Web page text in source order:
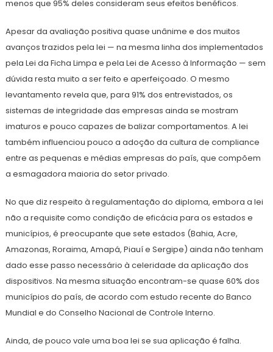
menos que 95% deles consideram seus efeitos benéficos.
Apesar da avaliação positiva quase unânime e dos muitos
avanços trazidos pela lei — na mesma linha dos implementados
pela Lei da Ficha Limpa e pela Lei de Acesso à Informação — sem
dúvida resta muito a ser feito e aperfeiçoado. O mesmo
levantamento revela que, para 91% dos entrevistados, os
sistemas de integridade das empresas ainda se mostram
imaturos e pouco capazes de balizar comportamentos. A lei
também influenciou pouco a adoção da cultura de compliance
entre as pequenas e médias empresas do país, que compõem
a esmagadora maioria do setor privado.
No que diz respeito à regulamentação do diploma, embora a lei
não a requisite como condição de eficácia para os estados e
municípios, é preocupante que sete estados (Bahia, Acre,
Amazonas, Roraima, Amapá, Piauí e Sergipe) ainda não tenham
dado esse passo necessário à celeridade da aplicação dos
dispositivos. Na mesma situação encontram-se quase 60% dos
municípios do país, de acordo com estudo recente do Banco
Mundial e do Conselho Nacional de Controle Interno.
Ainda, de pouco vale uma boa lei se sua aplicação é falha.